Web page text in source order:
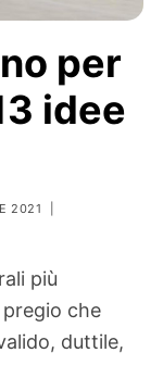
per
idee
2021
più
che
duttile,